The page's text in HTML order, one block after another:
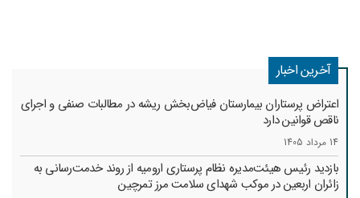
آخرین اخبار
اعتراض پرستاران بیمارستان فیاض‌بخش ریشه در مطالبات صنفی و اجرای
ناقص قوانین دارد
14 مرداد 1405
بازدید رئیس هیئت‌مدیره نظام پرستاری ارومیه از روند خدمت‌رسانی به
زائران اربعین در موکب شهدای سلامت مرز تمرچین